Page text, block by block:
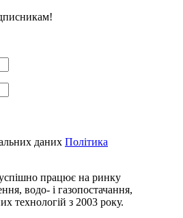
даних Політика
працює на ринку
водо- і газопостачання,
технологій з 2003 року.